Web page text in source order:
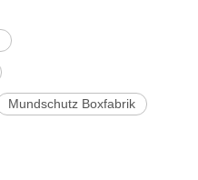
Mundschutz Boxfabrik